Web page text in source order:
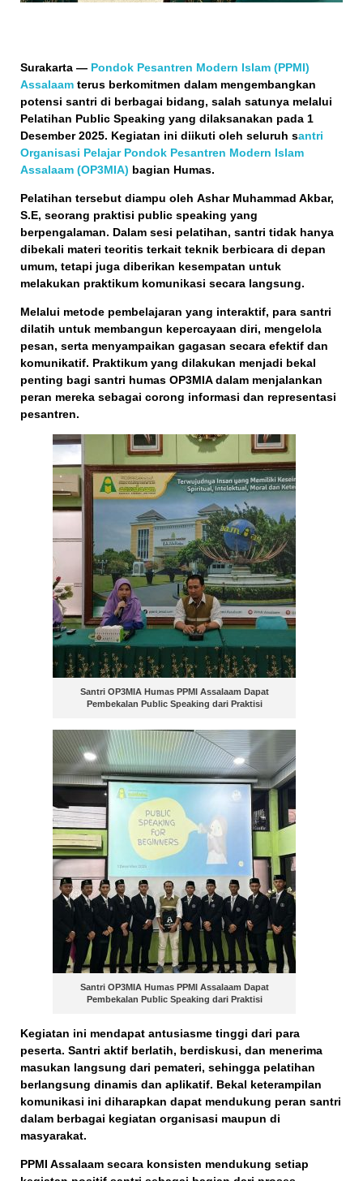
Surakarta — Pondok Pesantren Modern Islam (PPMI)
Assalaam terus berkomitmen dalam mengembangkan
potensi santri di berbagai bidang, salah satunya melalui
Pelatihan Public Speaking yang dilaksanakan pada 1
Desember 2025. Kegiatan ini diikuti oleh seluruh santri
Organisasi Pelajar Pondok Pesantren Modern Islam
Assalaam (OP3MIA) bagian Humas.
Pelatihan tersebut diampu oleh Ashar Muhammad Akbar,
S.E, seorang praktisi public speaking yang
berpengalaman. Dalam sesi pelatihan, santri tidak hanya
dibekali materi teoritis terkait teknik berbicara di depan
umum, tetapi juga diberikan kesempatan untuk
melakukan praktikum komunikasi secara langsung.
Melalui metode pembelajaran yang interaktif, para santri
dilatih untuk membangun kepercayaan diri, mengelola
pesan, serta menyampaikan gagasan secara efektif dan
komunikatif. Praktikum yang dilakukan menjadi bekal
penting bagi santri humas OP3MIA dalam menjalankan
peran mereka sebagai corong informasi dan representasi
pesantren.
Santri OP3MIA Humas PPMI Assalaam Dapat
Pembekalan Public Speaking dari Praktisi
Santri OP3MIA Humas PPMI Assalaam Dapat
Pembekalan Public Speaking dari Praktisi
Kegiatan ini mendapat antusiasme tinggi dari para
peserta. Santri aktif berlatih, berdiskusi, dan menerima
masukan langsung dari pemateri, sehingga pelatihan
berlangsung dinamis dan aplikatif. Bekal keterampilan
komunikasi ini diharapkan dapat mendukung peran santri
dalam berbagai kegiatan organisasi maupun di
masyarakat.
PPMI Assalaam secara konsisten mendukung setiap